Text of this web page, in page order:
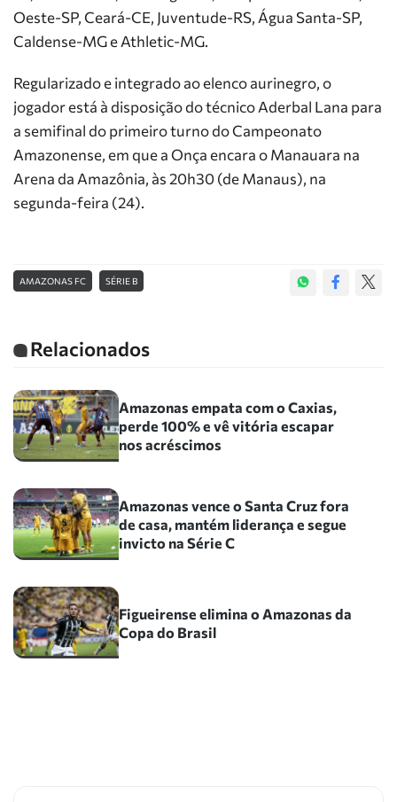
Oeste-SP, Ceará-CE, Juventude-RS, Água Santa-SP,
Caldense-MG e Athletic-MG.
Regularizado e integrado ao elenco aurinegro, o
jogador está à disposição do técnico Aderbal Lana para
a semifinal do primeiro turno do Campeonato
Amazonense, em que a Onça encara o Manauara na
Arena da Amazônia, às 20h30 (de Manaus), na
segunda-feira (24).
AMAZONAS FC SÉRIE B
Relacionados
Amazonas empata com o Caxias,
perde 100% e vê vitória escapar
nos acréscimos
Amazonas vence o Santa Cruz fora
de casa, mantém liderança e segue
invicto na Série C
Figueirense elimina o Amazonas da
Copa do Brasil